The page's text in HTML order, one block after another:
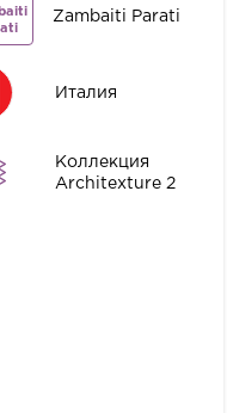
Zambaiti Parati
Италия
Коллекция
Architexture 2